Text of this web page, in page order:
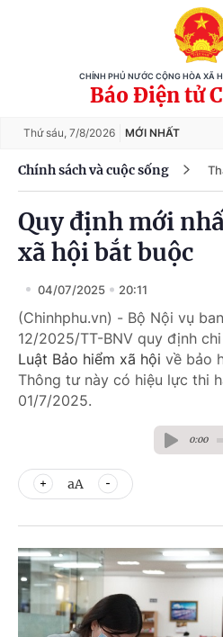
CHÍNH PHỦ NƯỚC CỘNG HÒA XÃ
Báo Điện tử
Thứ sáu, 7/8/2026 MỚI NHẤT
Chính sách và cuộc sống
Quy định mới
xã hội bắt buộc
04/07/2025 20:11
(Chinhphu.vn) - Bộ Nội vụ
12/2025/TT-BNV quy định
Luật Bảo hiểm xã hội về bảo
Thông tư này có hiệu lực thi
01/7/2025.
0:00
aA